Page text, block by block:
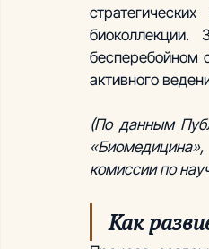
биоколлекции.
бесперебойном
активного
(По данным
комиссии по
Как